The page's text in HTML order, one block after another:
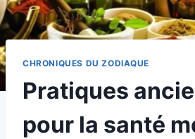
CHRONIQUES DU ZODIAQUE
Pratiques
pour la santé